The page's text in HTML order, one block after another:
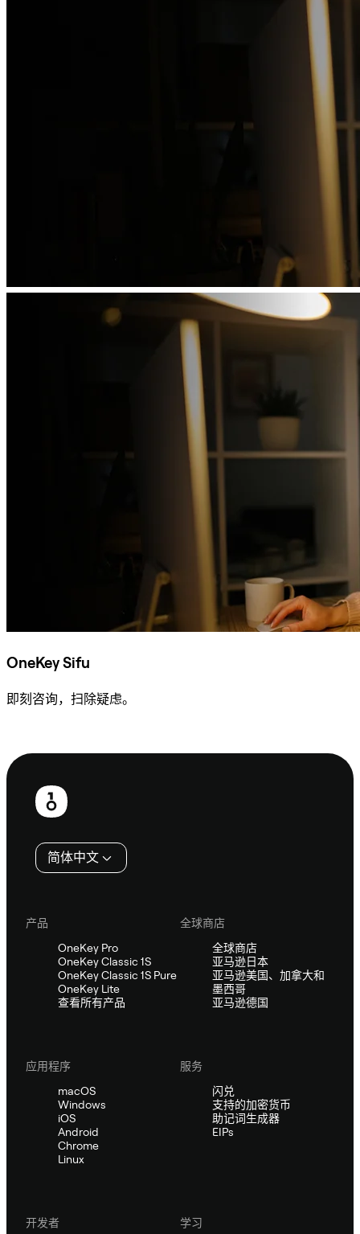
OneKey Sifu
即刻咨询，扫除疑虑。
页
简体中文
产品
OneKey Pro
OneKey Classic 1S
OneKey Classic 1S Pure
OneKey Lite
查看所有产品
全球商店
全球商店
亚马逊日本
亚马逊美国、加拿大和
墨西哥
亚马逊德国
应用程序
macOS
Windows
iOS
Android
Chrome
Linux
服务
闪兑
支持的加密货币
助记词生成器
EIPs
开发者
学习